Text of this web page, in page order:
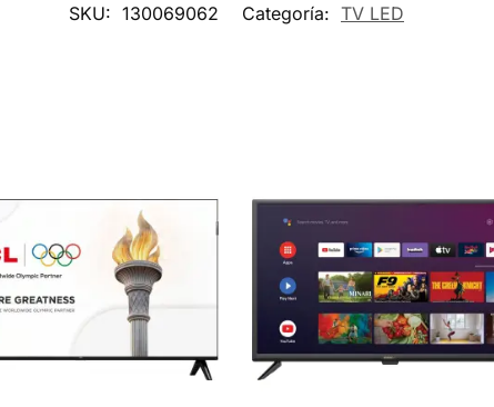
SKU: 130069062 Categoría: TV LED